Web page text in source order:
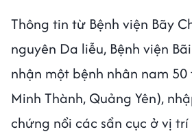
Thông tin từ Bệnh viện Bãy
nguyên Da liễu, Bệnh viện
nhận một bệnh nhân nam
Minh Thành, Quảng Yên),
chứng nổi các sẩn cục ở vị trí